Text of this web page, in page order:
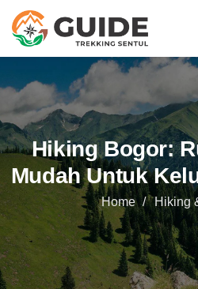
Hiking Bogor:
Mudah Untuk
Home Hiking